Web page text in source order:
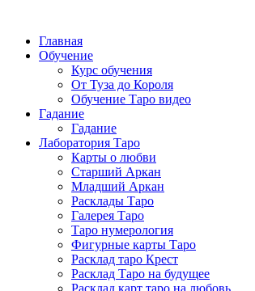
Главная
Обучение
Курс обучения
От Туза до Короля
Обучение Таро видео
Гадание
Гадание
Лаборатория Таро
Карты о любви
Старший Аркан
Младший Аркан
Расклады Таро
Галерея Таро
Таро нумерология
Фигурные карты Таро
Расклад таро Крест
Расклад Таро на будущее
Расклад карт таро на любовь